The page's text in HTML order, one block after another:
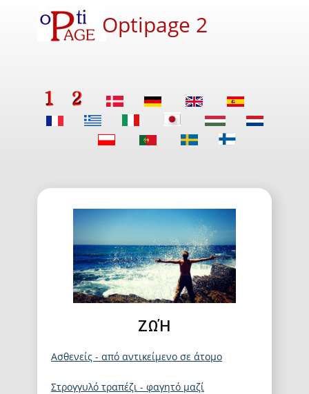
Optipage 2
ΖΩΉ
Ασθενείς - από αντικείμενο σε άτομο
Στρογγυλό τραπέζι - φαγητό μαζί